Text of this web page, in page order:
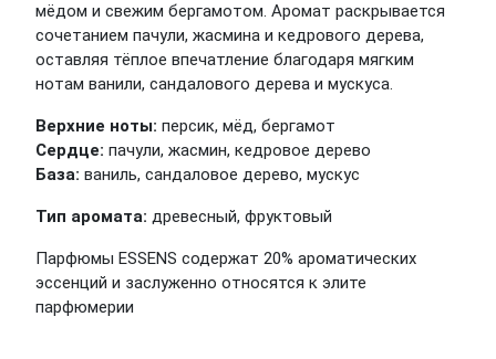
мёдом и свежим бергамотом. Аромат раскрывается
сочетанием пачули, жасмина и кедрового дерева,
оставляя тёплое впечатление благодаря мягким
нотам ванили, сандалового дерева и мускуса.
Верхние ноты: персик, мёд, бергамот
Сердце: пачули, жасмин, кедровое дерево
База: ваниль, сандаловое дерево, мускус
Тип аромата: древесный, фруктовый
Парфюмы ESSENS содержат 20% ароматических
эссенций и заслуженно относятся к элите
парфюмерии